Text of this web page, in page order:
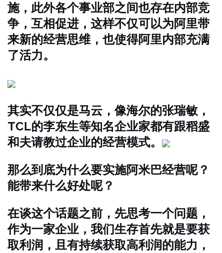
施，此外各个事业部之间也存在内部竞
争，互相促进，这样不仅可以为阿里带
来新的经营思维，也使得阿里内部充满
了活力。
其实不仅仅是马云，像海尔的张瑞敏，
TCL的李东生等知名企业家都有跟稻盛
和夫请教过企业的经营模式。
那么到底为什么要实施阿米巴经营呢？
能带来什么好处呢？
在谈这个话题之前，先思考一个问题，
作为一家企业，我们生存首先就是要获
取利润，且有持续获取高利润的能力，